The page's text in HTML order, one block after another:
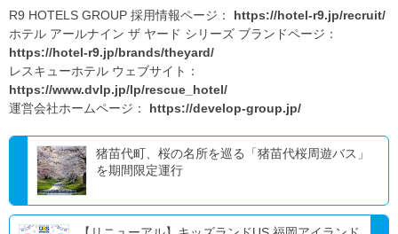
R9 HOTELS GROUP 採用情報ページ： https://hotel-r9.jp/recruit/
ホテル アールナイン ザ ヤード シリーズ ブランドページ：
https://hotel-r9.jp/brands/theyard/
レスキューホテル ウェブサイト：
https://www.dvlp.jp/lp/rescue_hotel/
運営会社ホームページ： https://develop-group.jp/
猪苗代町、桜の名所を巡る「猪苗代桜周遊バス」
を期間限定運行